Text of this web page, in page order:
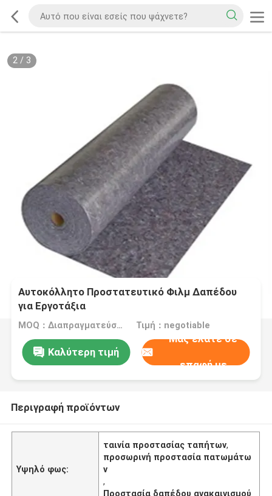
2/ 3
Αυτοκόλλητο Προστατευτικό Φιλμ Δαπέδου
για Εργοτάξια
MOQ：Διαπραγματεύσιμος Τιμή：negotiable
Καλύτερη τιμή
Μας ελάτε σε
επαφή με
Περιγραφή προϊόντων
Υψηλό φως:
ταινία προστασίας ταπήτων,
προσωρινή προστασία πατωμάτω
ν
,
Προστασία δαπέδου ανακαινισμού